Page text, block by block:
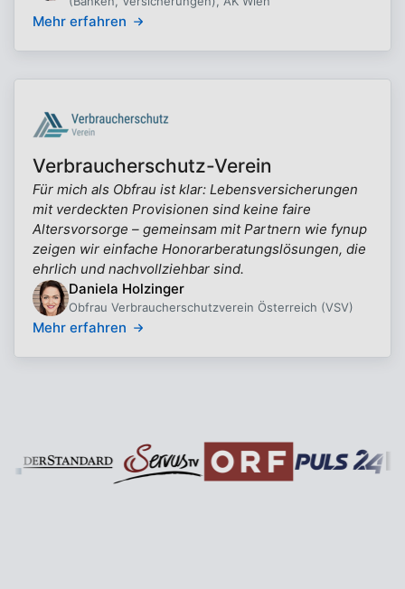
Mehr erfahren
Verbraucherschutz-Verein
Für mich als Obfrau ist klar: Lebensversicherungen
mit verdeckten Provisionen sind keine faire
Altersvorsorge – gemeinsam mit Partnern wie fynup
zeigen wir einfache Honorarberatungslösungen, die
ehrlich und nachvollziehbar sind.
Daniela Holzinger
Obfrau Verbraucherschutzverein Österreich (VSV)
Mehr erfahren